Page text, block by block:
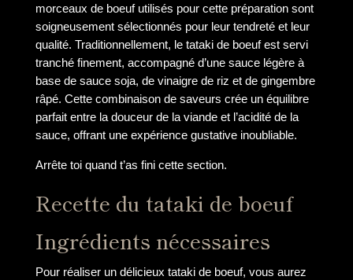
morceaux de boeuf utilisés pour cette préparation sont
soigneusement sélectionnés pour leur tendreté et leur
qualité. Traditionnellement, le tataki de boeuf est servi
tranché finement, accompagné d’une sauce légère à
base de sauce soja, de vinaigre de riz et de gingembre
râpé. Cette combinaison de saveurs crée un équilibre
parfait entre la douceur de la viande et l’acidité de la
sauce, offrant une expérience gustative inoubliable.
Arrête toi quand t’as fini cette section.
Recette du tataki de boeuf
Ingrédients nécessaires
Pour réaliser un délicieux tataki de boeuf, vous aurez